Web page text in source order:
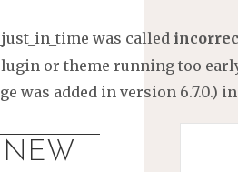
was called
or theme running too
was added in version 6.7.0.) in